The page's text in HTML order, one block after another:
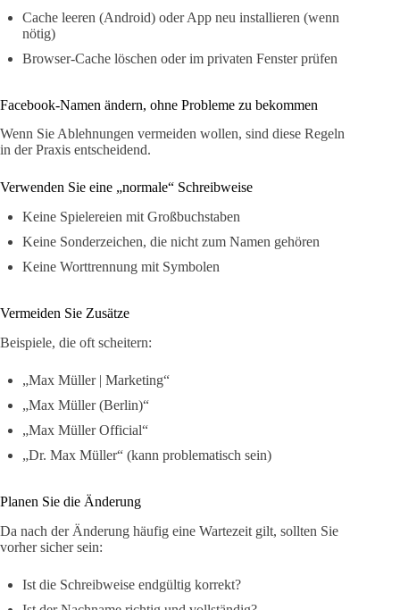
Cache leeren (Android) oder App neu installieren (wenn
nötig)
Browser-Cache löschen oder im privaten Fenster prüfen
Facebook-Namen ändern, ohne Probleme zu bekommen
Wenn Sie Ablehnungen vermeiden wollen, sind diese Regeln
in der Praxis entscheidend.
Verwenden Sie eine „normale“ Schreibweise
Keine Spielereien mit Großbuchstaben
Keine Sonderzeichen, die nicht zum Namen gehören
Keine Worttrennung mit Symbolen
Vermeiden Sie Zusätze
Beispiele, die oft scheitern:
„Max Müller | Marketing“
„Max Müller (Berlin)“
„Max Müller Official“
„Dr. Max Müller“ (kann problematisch sein)
Planen Sie die Änderung
Da nach der Änderung häufig eine Wartezeit gilt, sollten Sie
vorher sicher sein:
Ist die Schreibweise endgültig korrekt?